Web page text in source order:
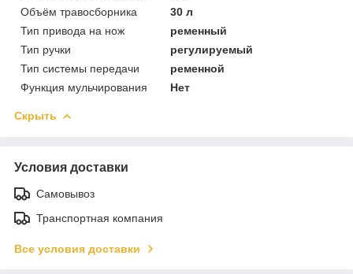
Объём травосборника
30 л
Тип привода на нож
ременный
Тип ручки
регулируемый
Тип системы передачи
ременной
Функция мульчирования
Нет
Скрыть
Условия доставки
Самовывоз
Транспортная компания
Все условия доставки